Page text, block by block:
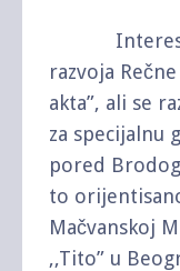
razvoja
akta”, ali se
za specijalnu
pored
to
Mačvanskoj
,,Tito” u